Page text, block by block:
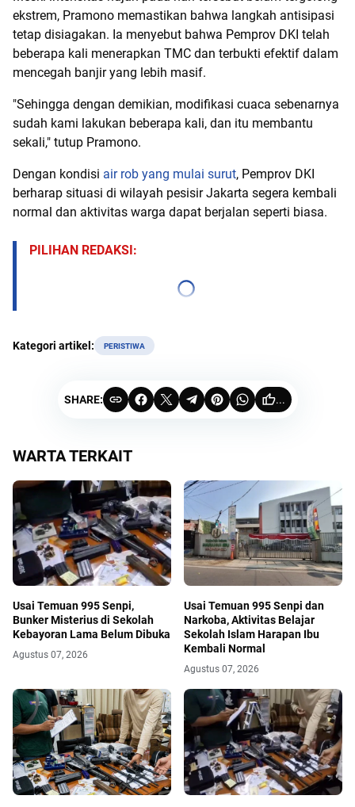
ekstrem, Pramono memastikan bahwa langkah antisipasi
tetap disiagakan. Ia menyebut bahwa Pemprov DKI telah
beberapa kali menerapkan TMC dan terbukti efektif dalam
mencegah banjir yang lebih masif.
"Sehingga dengan demikian, modifikasi cuaca sebenarnya
sudah kami lakukan beberapa kali, dan itu membantu
sekali," tutup Pramono.
Dengan kondisi air rob yang mulai surut, Pemprov DKI
berharap situasi di wilayah pesisir Jakarta segera kembali
normal dan aktivitas warga dapat berjalan seperti biasa.
PILIHAN REDAKSI:
Kategori artikel: PERISTIWA
SHARE: ...
WARTA TERKAIT
Usai Temuan 995 Senpi,
Bunker Misterius di Sekolah
Kebayoran Lama Belum Dibuka
Agustus 07, 2026
Usai Temuan 995 Senpi dan
Narkoba, Aktivitas Belajar
Sekolah Islam Harapan Ibu
Kembali Normal
Agustus 07, 2026